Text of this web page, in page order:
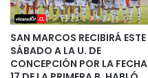
SAN MARCOS RECIBIRÁ ESTE
SÁBADO A LA U. DE
CONCEPCIÓN POR LA FECHA